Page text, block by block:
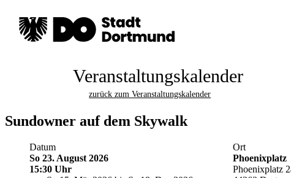
Veranstaltungskalender
zurück zum Veranstaltungskalender
Sundowner auf dem Skywalk
Datum
So 23. August 2026
15:30 Uhr
Ort
Phoenixplatz
Phoenixplatz